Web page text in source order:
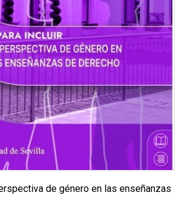
de género en las enseñanzas